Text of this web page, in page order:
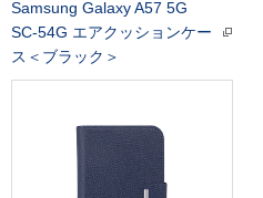
Samsung Galaxy A57 5G
SC-54G エアクッションケー
ス＜ブラック＞